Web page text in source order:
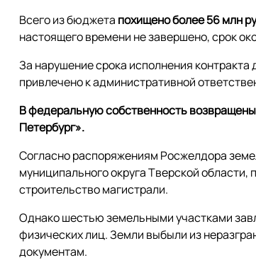
Всего из бюджета похищено более 56 млн
настоящего времени не завершено, срок
За нарушение срока исполнения
привлечено к административной
В федеральную собственность
Петербург».
Согласно распоряжениям Росжелдора
муниципального округа Тверской
строительство магистрали.
Однако шестью земельными участками
физических лиц. Земли выбыли из
документам.